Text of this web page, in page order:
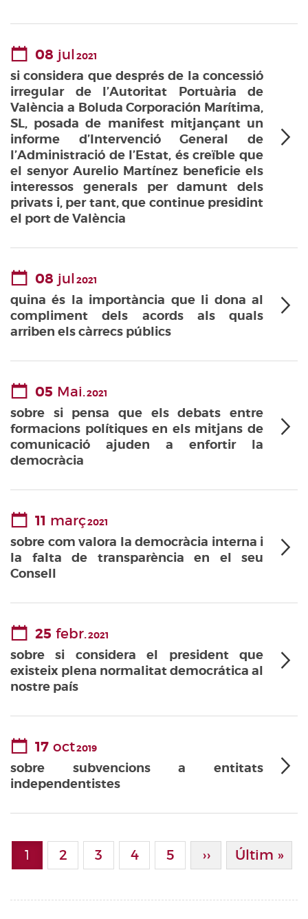
08 jul2021
si considera que després de la concessió
irregular de l’Autoritat Portuària de
València a Boluda Corporación Marítima,
SL, posada de manifest mitjançant un
informe d’Intervenció General de
l’Administració de l’Estat, és creïble que
el senyor Aurelio Martínez beneficie els
interessos generals per damunt dels
privats i, per tant, que continue presidint
el port de València
08 jul2021
quina és la importància que li dona al
compliment dels acords als quals
arriben els càrrecs públics
05 Mai.2021
sobre si pensa que els debats entre
formacions polítiques en els mitjans de
comunicació ajuden a enfortir la
democràcia
11 març2021
sobre com valora la democràcia interna i
la falta de transparència en el seu
Consell
25 febr.2021
sobre si considera el president que
existeix plena normalitat democrática al
nostre país
17 oct2019
sobre subvencions a entitats
independentistes
Paginació
Pàgina actual
1 Page
2 Page
3 Page
4 Page
5 Pàgina
›› Última
Últim »